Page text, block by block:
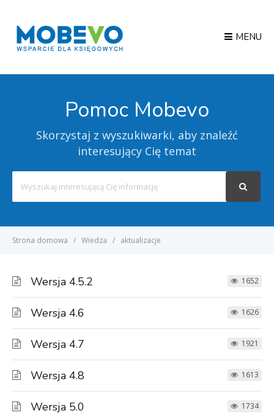
MENU
Pomoc Mobevo
Skorzystaj z wyszukiwarki, aby znaleźć
interesujący Cię temat
For
Strona domowa Wiedza aktualizacje
Wersja 4.5.2 1652
Wersja 4.6 1626
Wersja 4.7 1921
Wersja 4.8 1613
Wersja 5.0 1734